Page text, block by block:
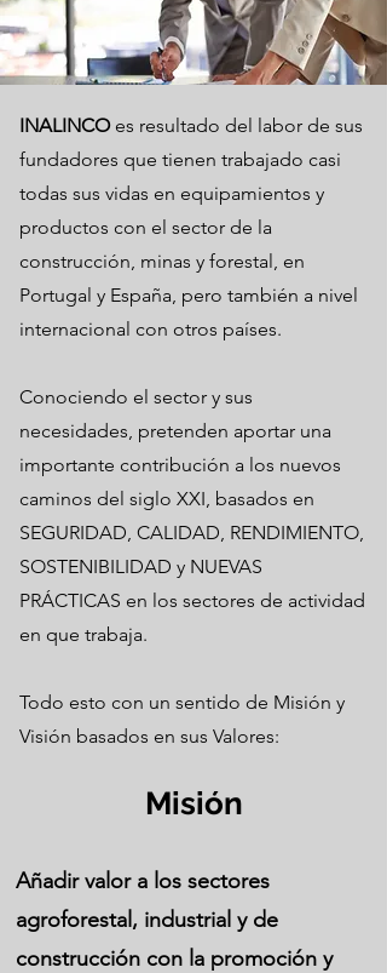
INALINCOes resultado del labor de sus
fundadores que tienen trabajado casi
todas sus vidas en equipamientos y
productos con el sector de la
construcción, minas y forestal, en
Portugal y España, pero también a nivel
internacional con otros países.
Conociendo el sector y sus
necesidades, pretenden aportar una
importante contribución a los nuevos
caminos del siglo XXI, basados ​​en
SEGURIDAD, CALIDAD, RENDIMIENTO,
SOSTENIBILIDAD y NUEVAS
PRÁCTICAS en los sectores de actividad
en que trabaja.
Todo esto con un sentido de Misión y
Visión basados en sus Valores:
Misión
Añadir valor a los sectores
agroforestal, industrial y de
construcción con la promoción y